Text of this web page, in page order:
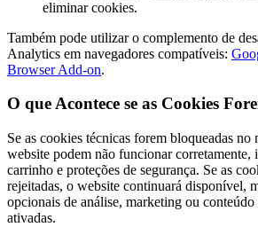
eliminar cookies.
Também pode utilizar o complemento de
Analytics em navegadores compatíveis:
Browser Add-on.
O que Acontece se as Cookies
Se as cookies técnicas forem bloqueadas no
website podem não funcionar
carrinho e proteções de segurança. Se as
rejeitadas, o website continuará disponível,
opcionais de análise, marketing ou conteúdo
ativadas.